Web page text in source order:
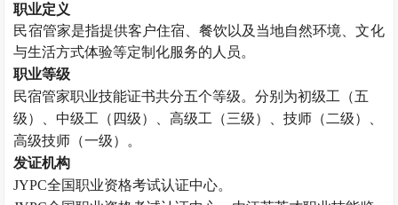
职业定义
民宿管家是指提供客户住宿、餐饮以及当地自然环境、文化
与生活方式体验等定制化服务的人员。
职业等级
民宿管家职业技能证书共分五个等级。分别为初级工（五
级）、中级工（四级）、高级工（三级）、技师（二级）、
高级技师（一级）。
发证机构
JYPC全国职业资格考试认证中心。